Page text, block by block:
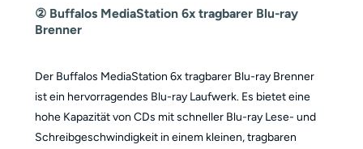
② Buffalos MediaStation 6x tragbarer Blu-ray
Brenner
Der Buffalos MediaStation 6x tragbarer Blu-ray Brenner
ist ein hervorragendes Blu-ray Laufwerk. Es bietet eine
hohe Kapazität von CDs mit schneller Blu-ray Lese- und
Schreibgeschwindigkeit in einem kleinen, tragbaren